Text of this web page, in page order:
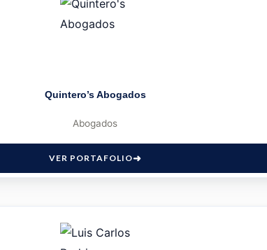
Quintero’s Abogados
Abogados
VER PORTAFOLIO